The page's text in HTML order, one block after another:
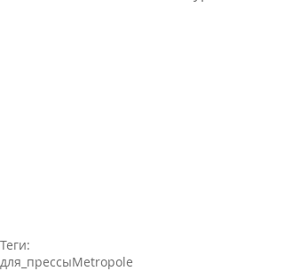
Теги:
для_прессыMetropole